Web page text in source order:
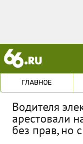
ГЛАВНОЕ
Водителя
арестовали
без прав, но